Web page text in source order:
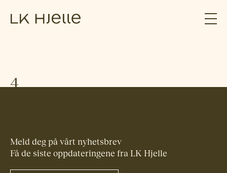
4
Meld deg på vårt nyhetsbrev
Få de siste oppdateringene fra LK Hjelle